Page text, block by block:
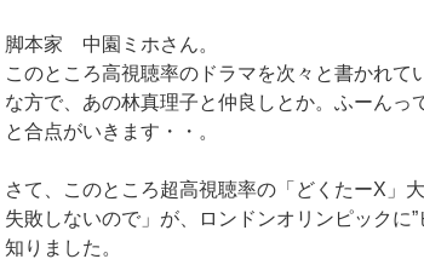
脚本家 中園ミホさん。
このところ高視聴率のドラマを次々と書かれて
な方で、あの林真理子と仲良しとか。ふーんっ
と合点がいきます・・。
さて、このところ超高視聴率の「どくたーX」
失敗しないので」が、ロンドンオリンピックに”
知りました。